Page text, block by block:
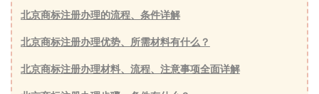
北京商标注册办理的流程、条件详解
北京商标注册办理优势、所需材料有什么？
北京商标注册办理材料、流程、注意事项全面详解